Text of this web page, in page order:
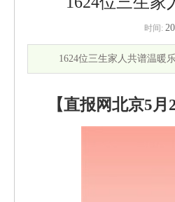
时间:
1624位三生家人共谱温暖
【直报网北京5